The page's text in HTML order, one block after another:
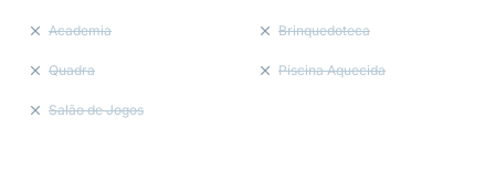
Academia Brinquedoteca
Quadra Piscina Aquecida
Salão de Jogos